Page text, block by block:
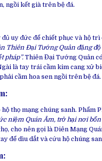
ngồi kết già trên bệ đá.
đủ uy đức để chiết phục và hộ
Thiên Đại Tướng Quân đặng
pháp”.Thiên Đại Tướng Quân
là tay trái cầm kim cang xử
cầm hoa sen ngồi trên bệ đá.
:
hộ thọ mạng chúng sanh. Phẩm
niệm Quán Âm, trở hại nơi bổn
cho nên gọi là Diên Mạng
để dìu dắt và cứu hộ chúng
: